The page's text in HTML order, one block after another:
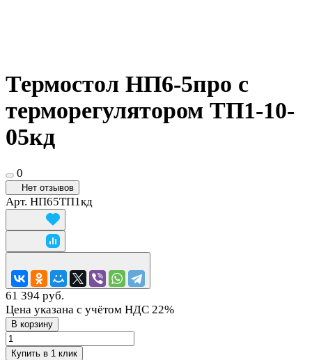
Термостол НП6-5про с
терморегулятором ТП1-10-
05кд
0
Нет отзывов
Арт. НП65ТП1кд
61 394 руб.
Цена указана с учётом НДС 22%
В корзину
Купить в 1 клик